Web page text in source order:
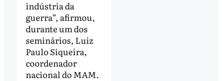
indústria da
guerra”, afirmou,
durante um dos
seminários, Luiz
Paulo Siqueira,
coordenador
nacional do MAM.